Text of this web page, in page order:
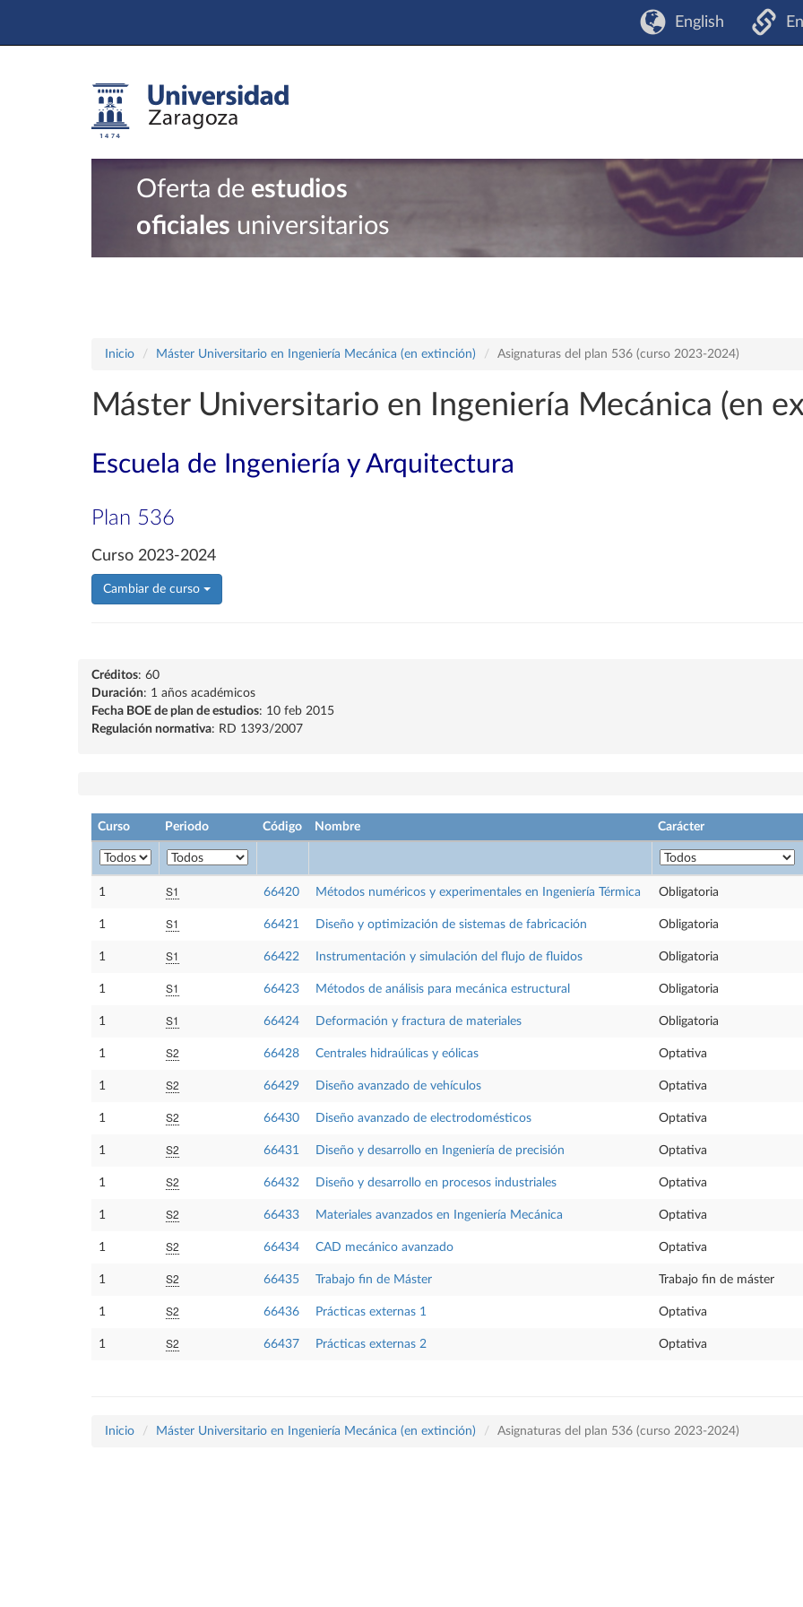
English
Oferta de estudios
oficiales universitarios
Inicio Máster Universitario en Ingeniería Mecánica (en extinción) Asignaturas del plan 536 (curso 2023-2024)
Máster Universitario en Ingeniería Mecánica (en
Escuela de Ingeniería y Arquitectura
Plan 536
Curso 2023-2024
Cambiar de curso
Créditos: 60
Duración: 1 años académicos
Fecha BOE de plan de estudios: 10 feb 2015
Regulación normativa: RD 1393/2007
Curso Periodo Código Nombre Carácter
1 S1 66420 Métodos numéricos y experimentales en Ingeniería Térmica Obligatoria
1 S1 66421 Diseño y optimización de sistemas de fabricación Obligatoria
1 S1 66422 Instrumentación y simulación del flujo de fluidos Obligatoria
1 S1 66423 Métodos de análisis para mecánica estructural Obligatoria
1 S1 66424 Deformación y fractura de materiales Obligatoria
1 S2 66428 Centrales hidraúlicas y eólicas Optativa
1 S2 66429 Diseño avanzado de vehículos Optativa
1 S2 66430 Diseño avanzado de electrodomésticos Optativa
1 S2 66431 Diseño y desarrollo en Ingeniería de precisión Optativa
1 S2 66432 Diseño y desarrollo en procesos industriales Optativa
1 S2 66433 Materiales avanzados en Ingeniería Mecánica Optativa
1 S2 66434 CAD mecánico avanzado Optativa
1 S2 66435 Trabajo fin de Máster Trabajo fin de máster
1 S2 66436 Prácticas externas 1 Optativa
1 S2 66437 Prácticas externas 2 Optativa
Inicio Máster Universitario en Ingeniería Mecánica (en extinción) Asignaturas del plan 536 (curso 2023-2024)